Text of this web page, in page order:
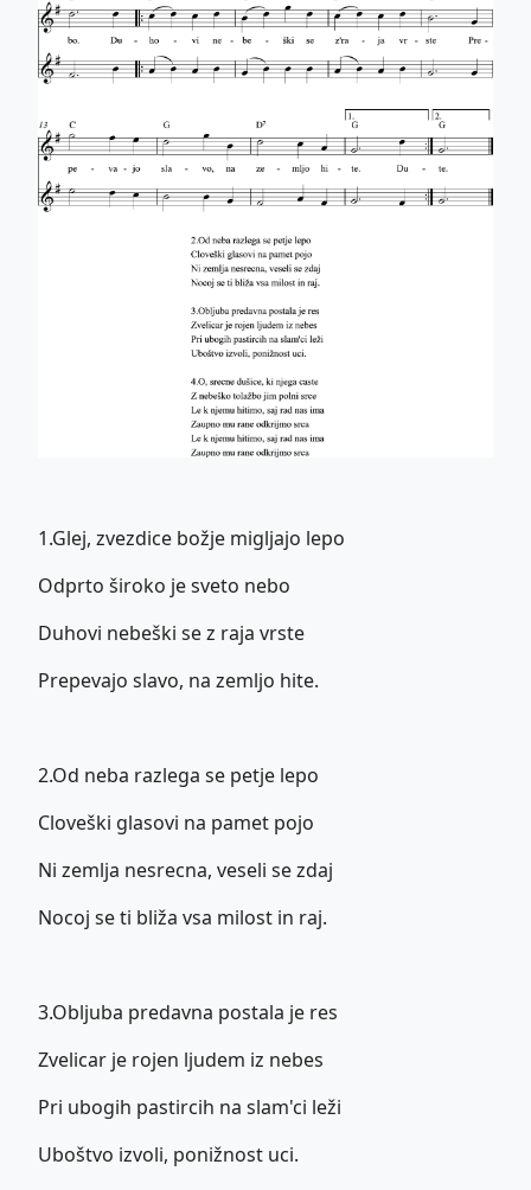
1.Glej, zvezdice božje migljajo lepo
Odprto široko je sveto nebo
Duhovi nebeški se z raja vrste
Prepevajo slavo, na zemljo hite.
2.Od neba razlega se petje lepo
Cloveški glasovi na pamet pojo
Ni zemlja nesrecna, veseli se zdaj
Nocoj se ti bliža vsa milost in raj.
3.Obljuba predavna postala je res
Zvelicar je rojen ljudem iz nebes
Pri ubogih pastircih na slam'ci leži
Uboštvo izvoli, ponižnost uci.